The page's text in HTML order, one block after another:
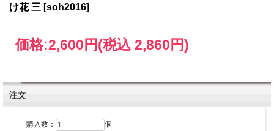
け花 三 [soh2016]
価格:2,600円(税込 2,860円)
注文
購入数： 個